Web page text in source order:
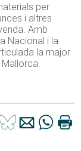
per
i altres
Amb
Nacional i la
la major